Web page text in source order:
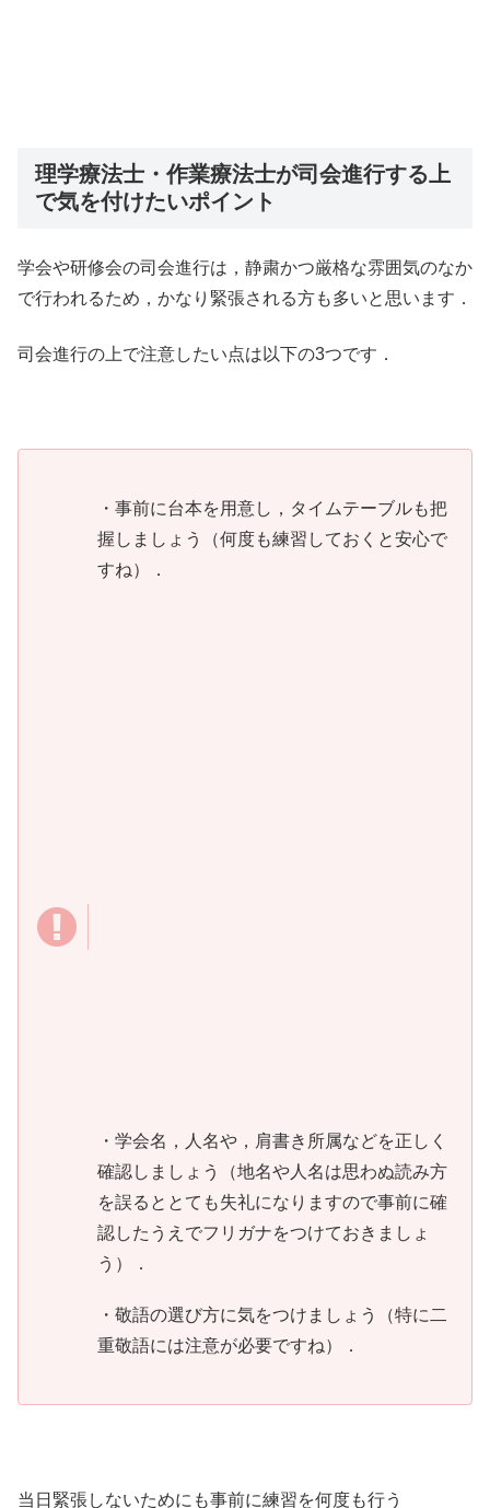
理学療法士・作業療法士が司会進行する上
で気を付けたいポイント
学会や研修会の司会進行は，静粛かつ厳格な雰囲気のなか
で行われるため，かなり緊張される方も多いと思います．
司会進行の上で注意したい点は以下の3つです．
・事前に台本を用意し，タイムテーブルも把
握しましょう（何度も練習しておくと安心で
すね）．
・学会名，人名や，肩書き所属などを正しく
確認しましょう（地名や人名は思わぬ読み方
を誤るととても失礼になりますので事前に確
認したうえでフリガナをつけておきましょ
う）．
・敬語の選び方に気をつけましょう（特に二
重敬語には注意が必要ですね）．
当日緊張しないためにも事前に練習を何度も行う